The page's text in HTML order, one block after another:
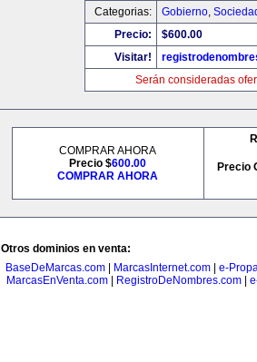
Categorias:
Gobierno,
Precio:
$600.00
Visitar!
Serán consideradas
COMPRAR AHORA
Precio $600.00
COMPRAR AHORA
Precio
Otros dominios en venta:
BaseDeMarcas.com| MarcasInternet.com| e-
MarcasEnVenta.com
RegistroDeNombres.com